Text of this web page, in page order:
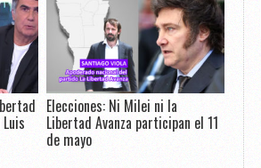
Elecciones: Ni Milei ni la
Libertad Avanza participan el 11
de mayo